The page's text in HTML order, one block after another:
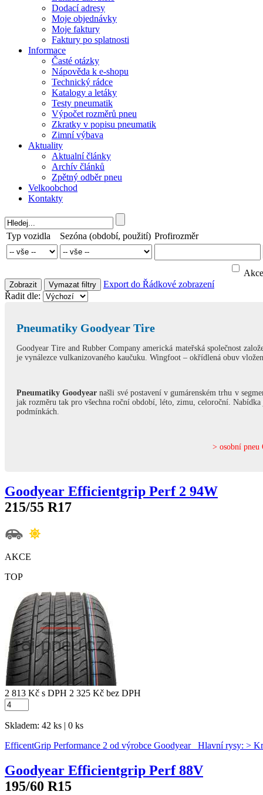
Dodací adresy
Moje objednávky
Moje faktury
Faktury po splatnosti
Informace
Časté otázky
Nápověda k e-shopu
Technický rádce
Katalogy a letáky
Testy pneumatik
Výpočet rozměrů pneu
Zkratky v popisu pneumatik
Zimní výbava
Aktuality
Aktualní články
Archív článků
Zpětný odběr pneu
Velkoobchod
Kontakty
Typ vozidla Sezóna (období, použití) Profirozměr
Akce
Zobrazit Vymazat filtry Export do Řádkové zobrazení
Řadit dle:
Pneumatiky Goodyear Tire
Goodyear Tire and Rubber Company americká mateřská společnost
je vynálezce vulkanizovaného kaučuku. Wingfoot – okřídlená obuv
Pneumatiky Goodyear našli své postavení v gumárenském trhu v
jak rozměru tak pro všechna roční období, léto, zimu, celoroční.
podmínkách.
> osobní pneu
Goodyear Efficientgrip Perf 2 94W
215/55 R17
AKCE
TOP
2 813 Kč s DPH 2 325 Kč bez DPH
Skladem: 42 ks | 0 ks
EfficentGrip Performance 2 od výrobce Goodyear Hlavní rysy: >
Goodyear Efficientgrip Perf 88V
195/60 R15